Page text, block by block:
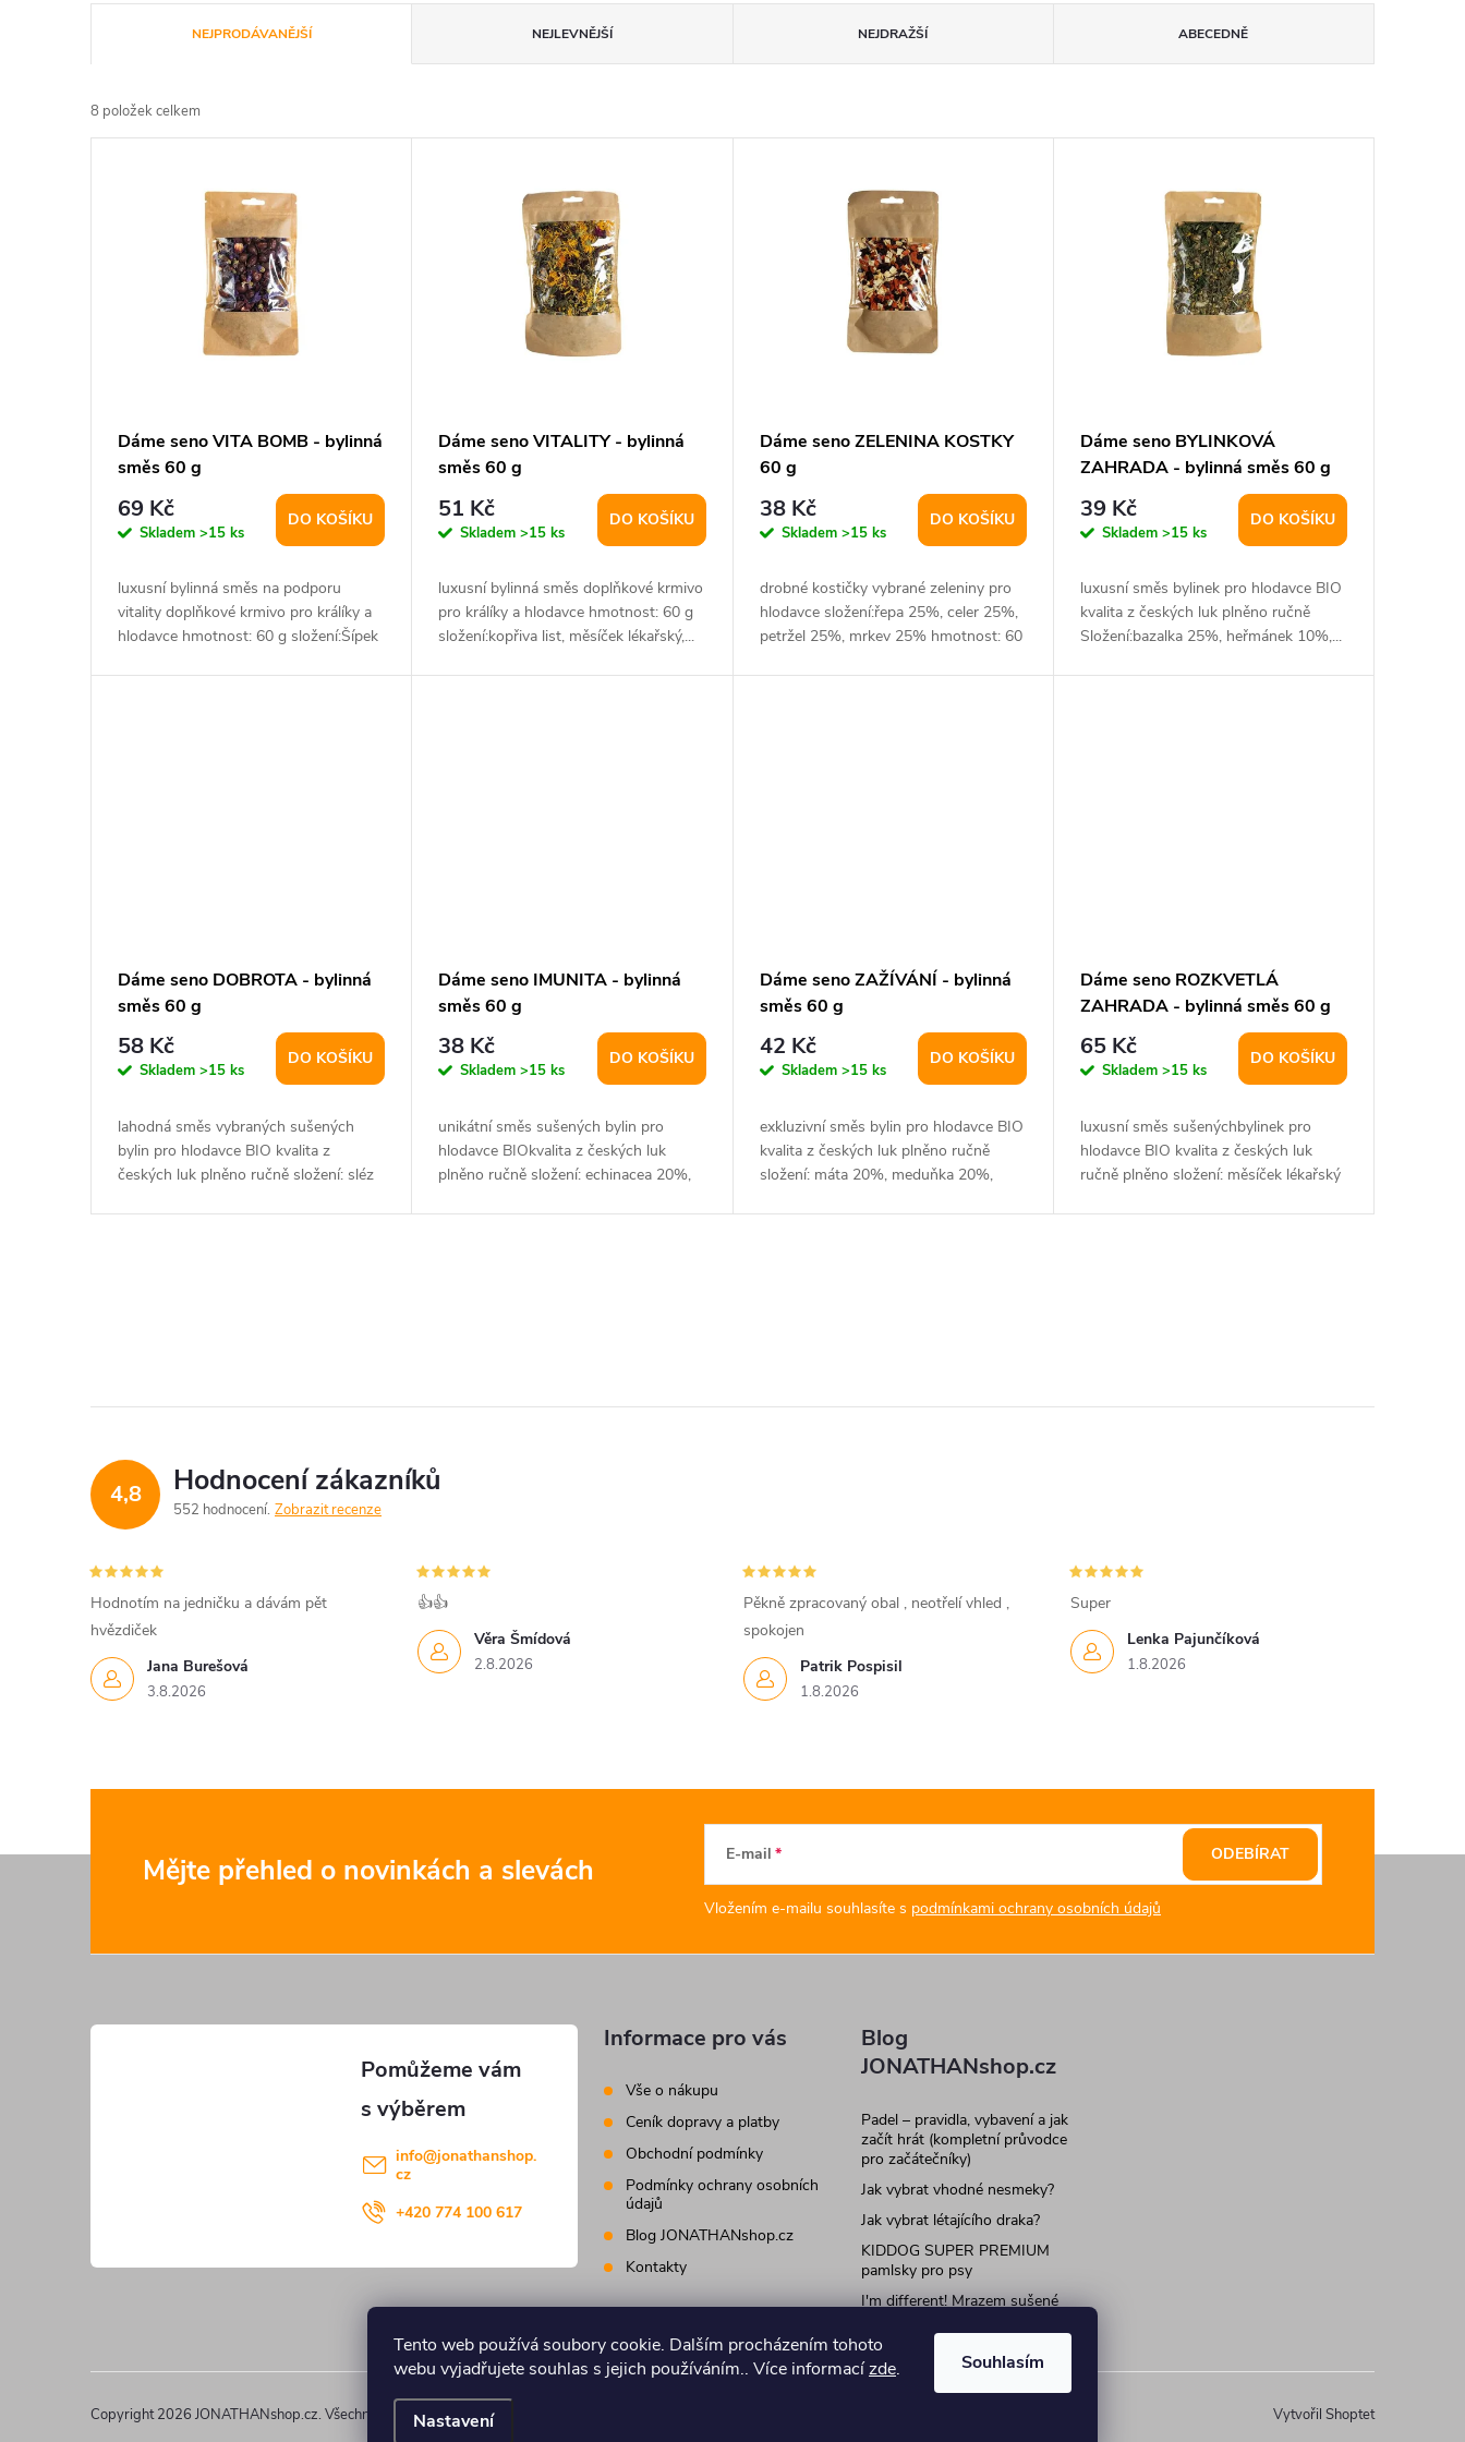
Tento web používá soubory cookie. Dalším procházením tohoto
webu vyjadřujete souhlas s jejich používáním.. Více informacízde.
Nastavení
Souhlasím
a
z
t
NEJPRODÁVANĚJŠÍ NEJLEVNĚJŠÍ NEJDRAŽŠÍ ABECEDNĚ
8 položek celkem
Dáme seno VITA BOMB - bylinná
směs 60 g
69 Kč
Skladem >15 ks
DO KOŠÍKU
luxusní bylinná směs na podporu
vitality doplňkové krmivo pro králíky a
hlodavce hmotnost: 60 g složení:Šípek
Dáme seno VITALITY - bylinná
směs 60 g
51 Kč
Skladem>15 ks
DO KOŠÍKU
luxusní bylinná směs doplňkové krmivo
pro králíky a hlodavce hmotnost: 60 g
složení:kopřiva list, měsíček lékařský,...
Dáme seno ZELENINA KOSTKY
60 g
38 Kč
Skladem >15 ks
DO KOŠÍKU
drobné kostičky vybrané zeleniny pro
hlodavce složení:řepa 25%, celer 25%,
petržel 25%, mrkev 25% hmotnost: 60
Dáme seno BYLINKOVÁ
ZAHRADA - bylinná směs 60 g
39 Kč
Skladem >15 ks
DO KOŠÍKU
luxusní směs bylinek pro hlodavce BIO
kvalita z českých luk plněno ručně
Složení:bazalka 25%, heřmánek 10%,...
Dáme seno DOBROTA - bylinná
směs 60 g
58 Kč
Skladem >15 ks
DO KOŠÍKU
lahodná směs vybraných sušených
bylin pro hlodavce BIO kvalita z
českých luk plněno ručně složení: sléz
Dáme seno IMUNITA - bylinná
směs 60 g
38 Kč
Skladem>15 ks
DO KOŠÍKU
unikátní směs sušených bylin pro
hlodavce BIOkvalita z českých luk
plněno ručně složení: echinacea 20%,
Dáme seno ZAŽÍVÁNÍ - bylinná
směs 60 g
42 Kč
Skladem >15 ks
DO KOŠÍKU
exkluzivní směs bylin pro hlodavce BIO
kvalita z českých luk plněno ručně
složení: máta 20%, meduňka 20%,
Dáme seno ROZKVETLÁ
ZAHRADA - bylinná směs 60 g
65 Kč
Skladem >15 ks
DO KOŠÍKU
luxusní směs sušenýchbylinek pro
hlodavce BIO kvalita z českých luk
ručně plněno složení: měsíček lékařský
d
a
c
í
p
r
v
p
s
4,8 Hodnocení zákazníků
552 hodnocení Zobrazit recenze
Jana Burešová
3.8.2026
Hodnotím na jedničku a dávám pět
hvězdiček
Věra Šmídová
2.8.2026
👍👍
Patrik Pospisil
1.8.2026
Pěkně zpracovaný obal , neotřelí vhled ,
spokojen
Lenka Pajunčíková
1.8.2026
Super
Mějte přehled o novinkách a slevách E-mail
Vložením e-mailu souhlasíte s podmínkami ochrany osobních údajů
ODEBÍRAT
info@jonathanshop.
cz
+420 774 100 617
Informace pro vás
Vše o nákupu
Ceník dopravy a platby
Obchodní podmínky
Podmínky ochrany osobních
údajů
Blog JONATHANshop.cz
Kontakty
Blog
JONATHANshop.cz
Padel – pravidla, vybavení a jak
začít hrát (kompletní průvodce
pro začátečníky)
Jak vybrat vhodné nesmeky?
Jak vybrat létajícího draka?
KIDDOG SUPER PREMIUM
pamlsky pro psy
I'm different! Mrazem sušené
kočky
Vytvořil Shoptet
Copyright 2026 JONATHANshop.cz. Všechna práva vyhrazena.Upravit nastavení cookies